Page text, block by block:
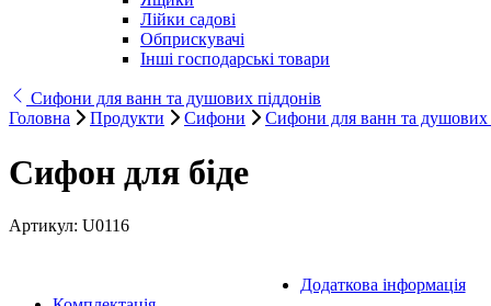
Лійки садові
Обприскувачі
Інші господарські товари
Сифони для ванн та душових піддонів
Головна
Продукти Сифони Сифони для ванн та душових
Сифон для біде
Артикул: U0116
Додаткова інформація